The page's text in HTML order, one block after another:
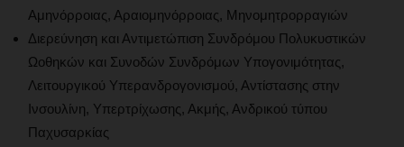
Αμηνόρροιας, Αραιομηνόρροιας, Μηνομητρορραγιών
Διερεύνηση και Αντιμετώπιση Συνδρόμου Πολυκυστικών
Ωοθηκών και Συνοδών Συνδρόμων Υπογονιμότητας,
Λειτουργικού Υπερανδρογονισμού, Αντίστασης στην
Ινσουλίνη, Υπερτρίχωσης, Ακμής, Ανδρικού τύπου
Παχυσαρκίας